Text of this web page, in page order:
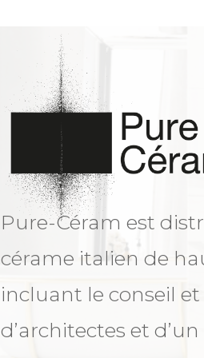
Pure-Céram est
cérame italien de
incluant le conseil et
d’architectes et